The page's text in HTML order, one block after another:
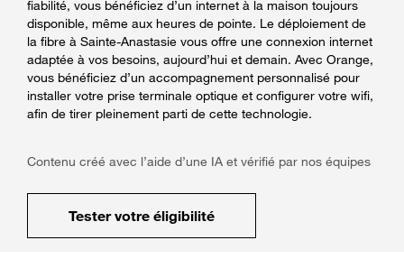
fiabilité, vous bénéficiez d’un internet à la maison toujours
disponible, même aux heures de pointe. Le déploiement de
la fibre à Sainte-Anastasie vous offre une connexion internet
adaptée à vos besoins, aujourd’hui et demain. Avec Orange,
vous bénéficiez d’un accompagnement personnalisé pour
installer votre prise terminale optique et configurer votre wifi,
afin de tirer pleinement parti de cette technologie.
Contenu créé avec l’aide d’une IA et vérifié par nos équipes
Tester votre éligibilité